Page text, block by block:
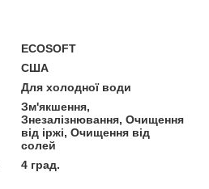
ECOSOFT
США
Для холодної води
Зм'якшення,
Знезалізнювання, Очищення
від іржі, Очищення від
солей
4 град.